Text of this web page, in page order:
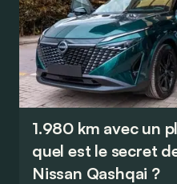
1.980 km avec un
quel est le secret
Nissan Qashqai ?